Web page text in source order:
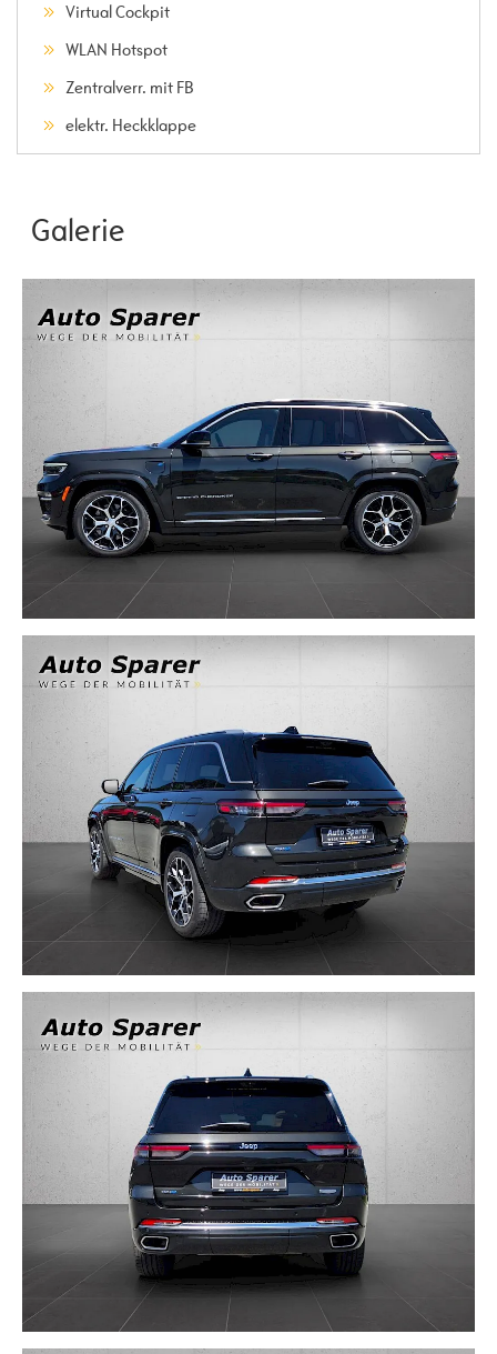
Virtual Cockpit
WLAN Hotspot
Zentralverr. mit FB
elektr. Heckklappe
Galerie